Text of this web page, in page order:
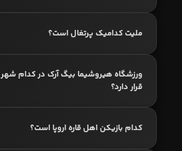
ملیت کدامیک پرتغال است؟
ورزشگاه هیروشیما بیگ آرک در کدام شهر
قرار دارد؟
کدام بازیکن اهل قاره اروپا است؟